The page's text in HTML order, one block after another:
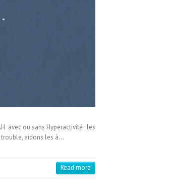
avec ou sans Hyperactivité : les
trouble, aidons les à…
Read more